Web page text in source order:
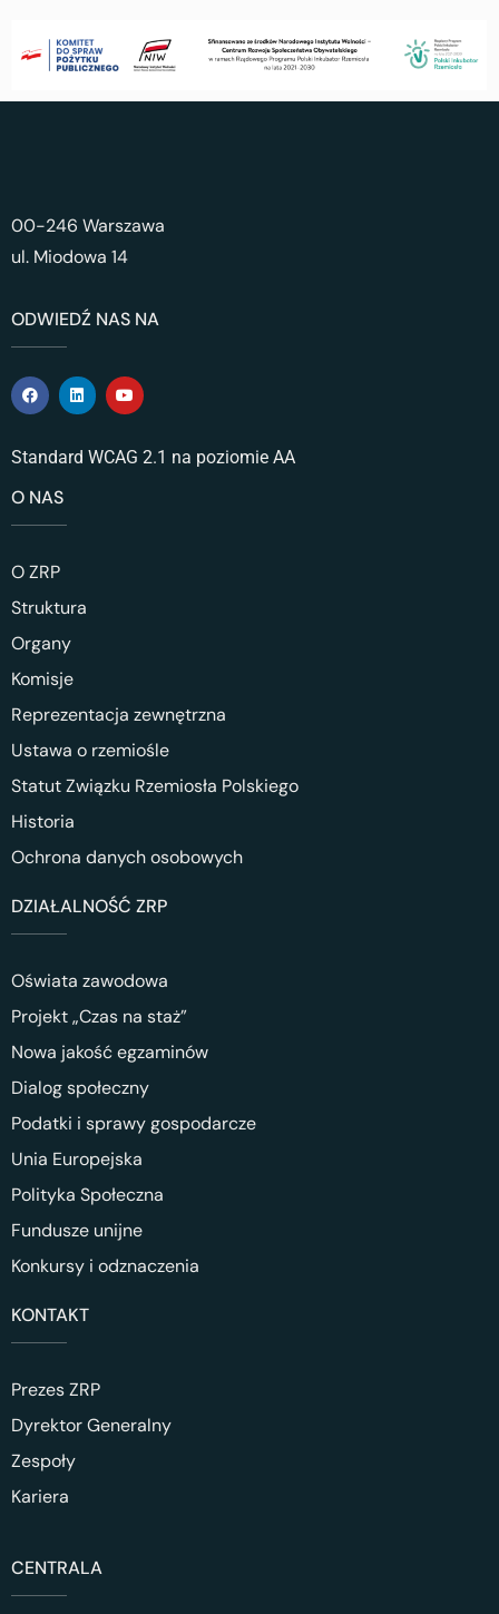
00-246 Warszawa
ul. Miodowa 14
ODWIEDŹ NAS NA
Standard WCAG 2.1 na poziomie AA
O NAS
O ZRP
Struktura
Organy
Komisje
Reprezentacja zewnętrzna
Ustawa o rzemiośle
Statut Związku Rzemiosła Polskiego
Historia
Ochrona danych osobowych
DZIAŁALNOŚĆ ZRP
Oświata zawodowa
Projekt „Czas na staż”
Nowa jakość egzaminów
Dialog społeczny
Podatki i sprawy gospodarcze
Unia Europejska
Polityka Społeczna
Fundusze unijne
Konkursy i odznaczenia
KONTAKT
Prezes ZRP
Dyrektor Generalny
Zespoły
Kariera
CENTRALA